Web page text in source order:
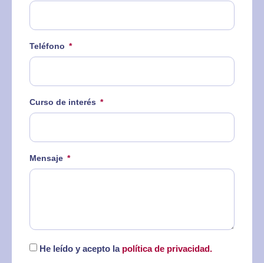
Teléfono
Curso de interés
Mensaje
He leído y acepto la política de privacidad.